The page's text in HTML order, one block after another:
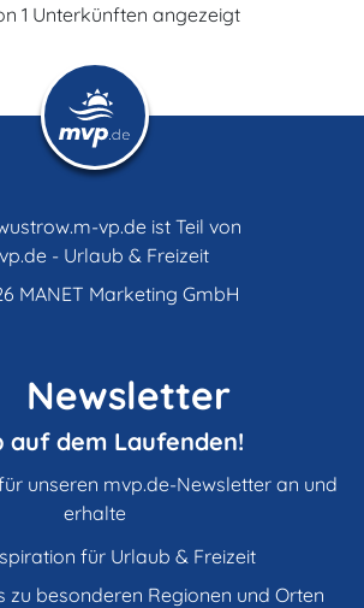
1 Unterkünften angezeigt
vp.de ist Teil von
- Urlaub & Freizeit
MANET Marketing GmbH
Newsletter
auf dem Laufenden!
unseren mvp.de-Newsletter an und
erhalte
für Urlaub & Freizeit
zu besonderen Regionen und Orten